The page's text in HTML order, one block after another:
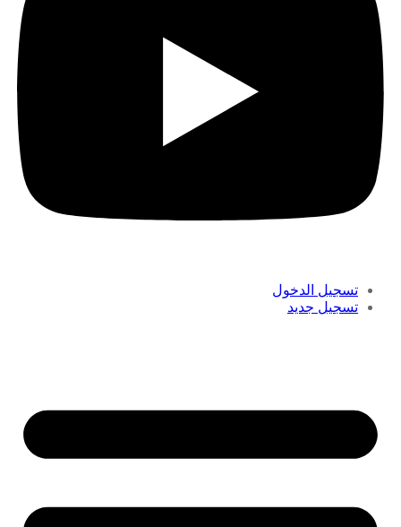
تسجيل الدخول
تسجيل جديد